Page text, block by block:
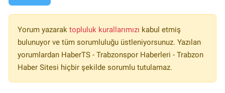
Yorum yazarak topluluk kurallarımızı kabul etmiş
bulunuyor ve tüm sorumluluğu üstleniyorsunuz. Yazılan
yorumlardan HaberTS - Trabzonspor Haberleri - Trabzon
Haber Sitesi hiçbir şekilde sorumlu tutulamaz.